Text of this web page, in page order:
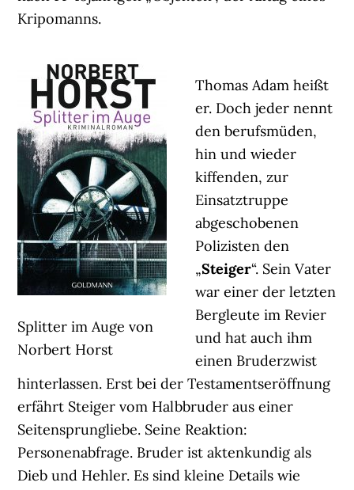
Kripomanns.
Splitter im Auge von
Norbert Horst
Thomas Adam heißt
er. Doch jeder nennt
den berufsmüden,
hin und wieder
kiffenden, zur
Einsatztruppe
abgeschobenen
Polizisten den
„Steiger“. Sein Vater
war einer der letzten
Bergleute im Revier
und hat auch ihm
einen Bruderzwist
hinterlassen. Erst bei der Testamentseröffnung
erfährt Steiger vom Halbbruder aus einer
Seitensprungliebe. Seine Reaktion:
Personenabfrage. Bruder ist aktenkundig als
Dieb und Hehler. Es sind kleine Details wie